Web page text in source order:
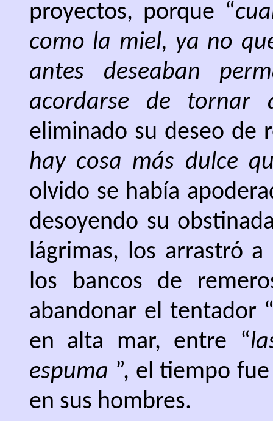
proyectos, porque “
como la miel, ya no
antes deseaban
acordarse de
eliminado su deseo de
hay cosa más dulce
olvido se había
desoyendo su
lágrimas, los arrastró
los bancos de
abandonar el tentador
en alta mar, entre “
espuma ”, el tiempo
en sus hombres.